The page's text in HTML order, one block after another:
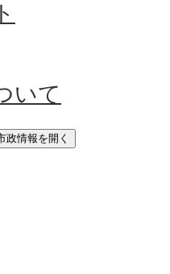
いて
政情報を開く